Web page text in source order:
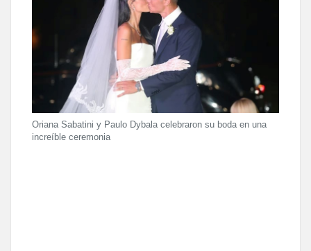
Oriana Sabatini y Paulo Dybala celebraron su boda en una
increíble ceremonia